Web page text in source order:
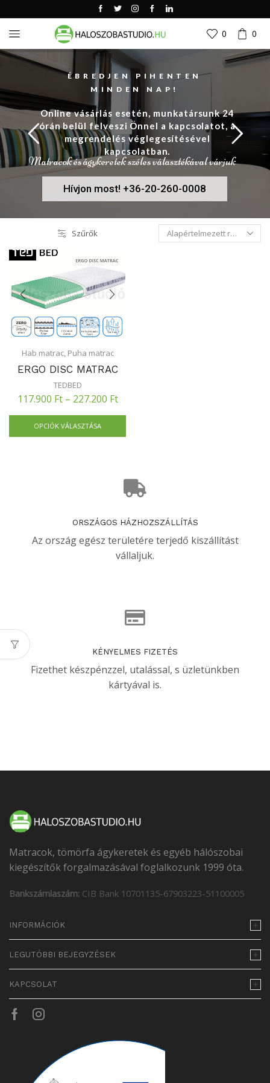
0 0
ÉBREDJEN PIHENTEN
MINDEN NAP!
Matracok és ágykeretek széles választékával várjuk
Online vásárlás esetén, munkatársunk 24
órán belül felveszi Önnel a kapcsolatot, a
megrendelés véglegesítésével
kapcsolatban.
Hívjon most! +36-20-260-0008
Szűrők
Hab matrac, Puha matrac
ERGO DISC MATRAC
TEDBED
117.900 Ft– 227.200 Ft
OPCIÓK VÁLASZTÁSA
ORSZÁGOS HÁZHOZSZÁLLÍTÁS
Az ország egész területére terjedő kiszállítást
vállaljuk.
KÉNYELMES FIZETÉS
Fizethet készpénzzel, utalással, s üzletünkben
kártyával is.
Matracok, tömörfa ágykeretek és egyéb hálószobai
kiegészítők forgalmazásával foglalkozunk 1999 óta.
Bankszámlaszám: CIB Bank 10701135-67903223-51100005
INFORMÁCIÓK
LEGUTÓBBI BEJEGYZÉSEK
KAPCSOLAT
FacebookInstagram